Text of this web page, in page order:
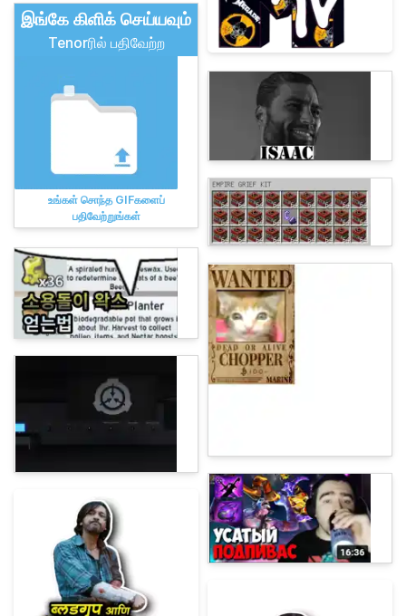
இங்கே கிளிக் செய்யவும்
Tenorரில் பதிவேற்ற
உங்கள் சொந்த GIFகளைப்
பதிவேற்றுங்கள்